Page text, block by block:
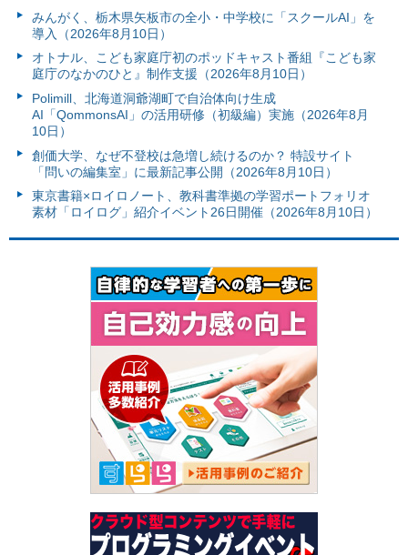
みんがく、栃木県矢板市の全小・中学校に「スクールAI」を
導入（2026年8月10日）
オトナル、こども家庭庁初のポッドキャスト番組『こども家
庭庁のなかのひと』制作支援（2026年8月10日）
Polimill、北海道洞爺湖町で自治体向け生成
AI「QommonsAI」の活用研修（初級編）実施（2026年8月
10日）
創価大学、なぜ不登校は急増し続けるのか？ 特設サイト
「問いの編集室」に最新記事公開（2026年8月10日）
東京書籍×ロイロノート、教科書準拠の学習ポートフォリオ
素材「ロイログ」紹介イベント26日開催（2026年8月10日）